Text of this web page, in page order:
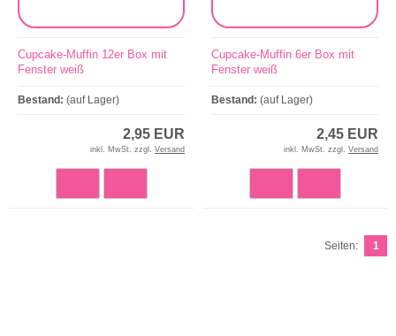
Cupcake-Muffin 12er Box mit
Fenster weiß
Bestand: (auf Lager)
2,95 EUR
inkl. MwSt. zzgl. Versand
Cupcake-Muffin 6er Box mit
Fenster weiß
Bestand: (auf Lager)
2,45 EUR
inkl. MwSt. zzgl. Versand
Seiten: 1